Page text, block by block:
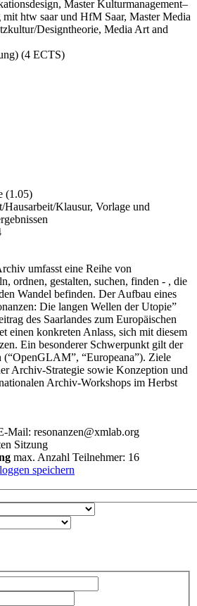
Master Kulturmanagement–
htw saar und HfM Saar, Master Media
Designtheorie, Media Art and
(4 ECTS)
(1.05)
Hausarbeit/Klausur, Vorlage und
umfasst eine Reihe von
ordnen, gestalten, suchen, finden - , die
Wandel befinden. Der Aufbau eines
Die langen Wellen der Utopie”
des Saarlandes zum Europäischen
einen konkreten Anlass, sich mit diesem
Ein besonderer Schwerpunkt gilt der
“Europeana”). Ziele
Archiv-Strategie sowie Konzeption und
Archiv-Workshops im Herbst
Mail: resonanzen@xmlab.org
Sitzung
max. Anzahl Teilnehmer: 16